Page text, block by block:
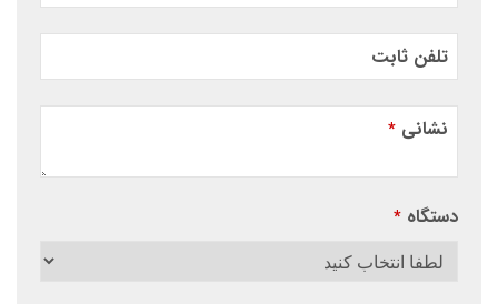
تلفن ثابت
نشانی *
دستگاه *